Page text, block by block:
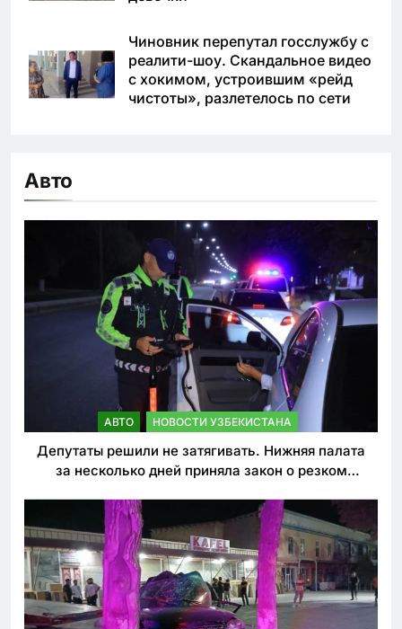
Чиновник перепутал госслужбу с
реалити-шоу. Скандальное видео
с хокимом, устроившим «рейд
чистоты», разлетелось по сети
Авто
АВТО НОВОСТИ УЗБЕКИСТАНА
Депутаты решили не затягивать. Нижняя палата
за несколько дней приняла закон о резком